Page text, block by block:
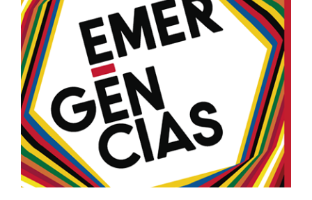
imagen
más
grande